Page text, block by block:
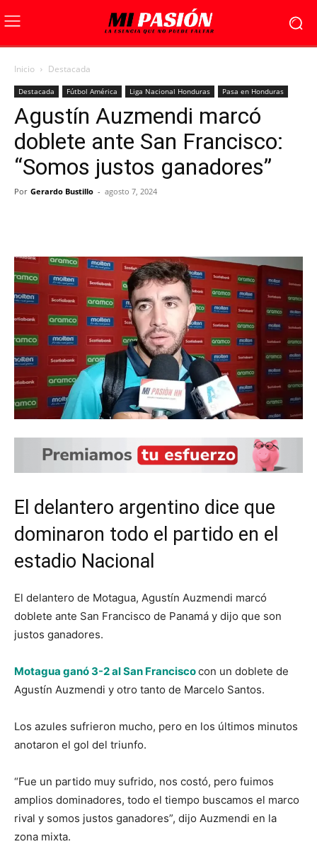
Inicio Destacada
Destacada Fútbol América Liga Nacional Honduras Pasa en Honduras
Agustín Auzmendi marcó
doblete ante San Francisco:
“Somos justos ganadores”
Por Gerardo Bustillo - agosto 7, 2024
El delantero argentino dice que
dominaron todo el partido en el
estadio Nacional
El delantero de Motagua, Agustín Auzmendi marcó
doblete ante San Francisco de Panamá y dijo que son
justos ganadores.
Motagua ganó 3-2 al San Franciscocon un doblete de
Agustín Auzmendi y otro tanto de Marcelo Santos.
Los azules sufrieron mucho, pero en los últimos minutos
anotaron el gol del triunfo.
“Fue un partido muy sufrido, nos costó, pero fuimos
amplios dominadores, todo el tiempo buscamos el marco
rival y somos justos ganadores”, dijo Auzmendi en la
zona mixta.